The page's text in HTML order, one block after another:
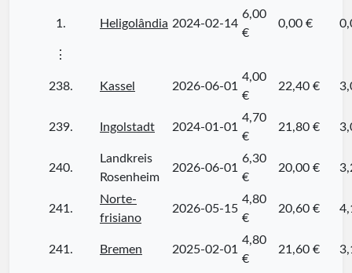
1. Heligolândia 2024-02-14
6,00
€
0,00 €
⋮
238. Kassel 2026-06-01
4,00
€
22,40 €
239. Ingolstadt 2024-01-01
4,70
€
21,80 €
240.
Landkreis
Rosenheim
2026-06-01
6,30
€
20,00 €
241.
Norte-
frisiano
2026-05-15
4,80
€
20,60 €
241. Bremen 2025-02-01
4,80
€
21,60 €